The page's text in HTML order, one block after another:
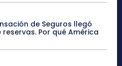
de Seguros llegó
Por qué América